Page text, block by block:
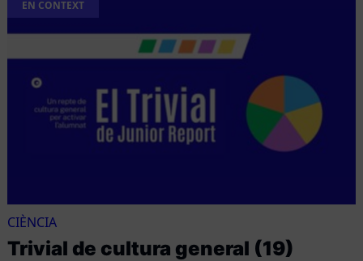
EN CONTEXT
CIÈNCIA
Trivial de cultura general (19)